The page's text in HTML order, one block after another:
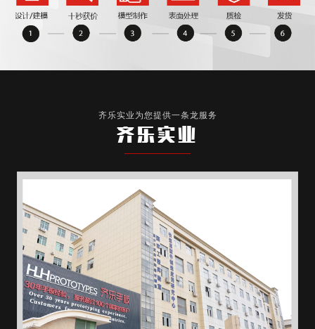
齐乐实业为您提供一条龙服务
齐乐实业